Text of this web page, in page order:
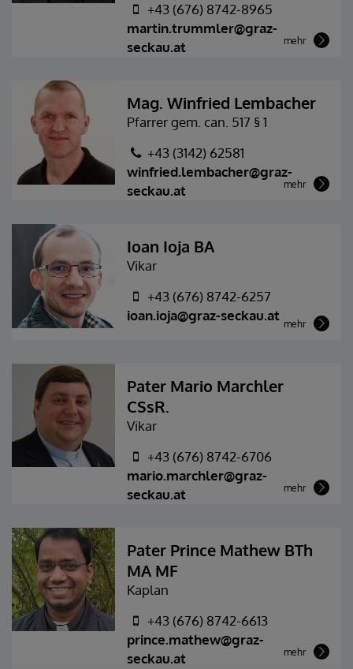
+43 (676) 8742-8965
martin.trummler@graz-
seckau.at
mehr
Mag. Winfried Lembacher
Pfarrer gem. can. 517 § 1
+43 (3142) 62581
winfried.lembacher@graz-
seckau.at
mehr
Ioan Ioja BA
Vikar
+43 (676) 8742-6257
ioan.ioja@graz-seckau.at mehr
Pater Mario Marchler
CSsR.
Vikar
+43 (676) 8742-6706
mario.marchler@graz-
seckau.at
mehr
Pater Prince Mathew BTh
MA MF
Kaplan
+43 (676) 8742-6613
prince.mathew@graz-
seckau.at
mehr